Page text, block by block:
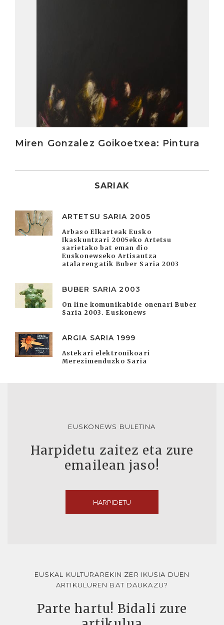
Miren Gonzalez Goikoetxea: Pintura
SARIAK
ARTETSU SARIA 2005
Arbaso Elkarteak Eusko
Ikaskuntzari 2005eko Artetsu
sarietako bat eman dio
Euskonewseko Artisautza
atalarengatik Buber Saria 2003
BUBER SARIA 2003
On line komunikabide onenari Buber
Saria 2003. Euskonews
ARGIA SARIA 1999
Astekari elektronikoari
Merezimenduzko Saria
EUSKONEWS BULETINA
Harpidetu zaitez eta zure
emailean jaso!
HARPIDETU
EUSKAL KULTURAREKIN ZER IKUSIA DUEN
ARTIKULUREN BAT DAUKAZU?
Parte hartu! Bidali zure